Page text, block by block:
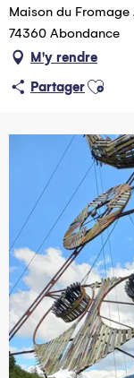
Maison du Fromage
74360 Abondance
M'y rendre
PartagerAjouter